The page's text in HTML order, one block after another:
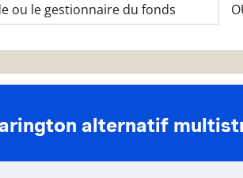
alternatif